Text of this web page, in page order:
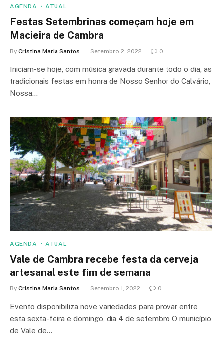
AGENDA ATUAL
Festas Setembrinas começam hoje em
Macieira de Cambra
By Cristina Maria Santos Setembro 2, 2022 0
Iniciam-se hoje, com música gravada durante todo o dia, as
tradicionais festas em honra de Nosso Senhor do Calvário,
Nossa…
AGENDA ATUAL
Vale de Cambra recebe festa da cerveja
artesanal este fim de semana
By Cristina Maria Santos Setembro 1, 2022 0
Evento disponibiliza nove variedades para provar entre
esta sexta-feira e domingo, dia 4 de setembro O município
de Vale de…